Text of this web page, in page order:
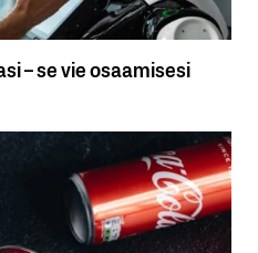
– se vie osaamisesi